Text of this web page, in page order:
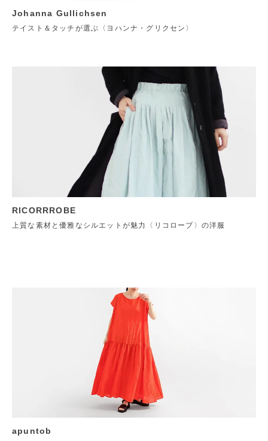
Johanna Gullichsen
テイスト＆タッチが選ぶ〈ヨハンナ・グリクセン〉
RICORRROBE
上質な素材と優雅なシルエットが魅力〈リコローブ〉の洋服
apuntob